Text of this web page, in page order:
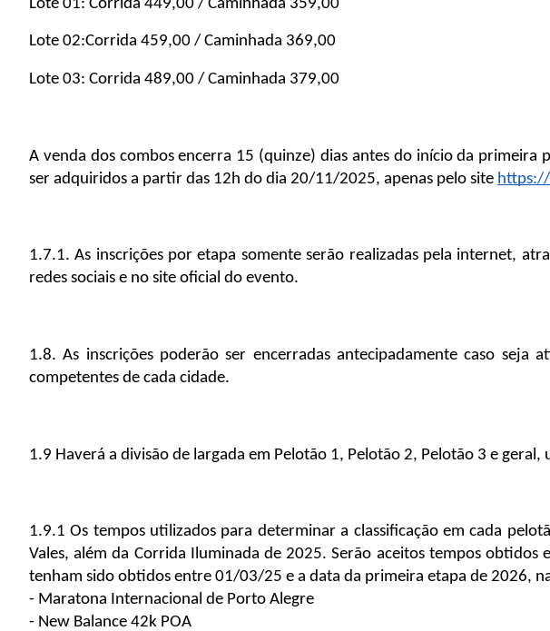
Lote 01: Corrida 449,00 / Caminhada 359,00
Lote 02:Corrida 459,00 / Caminhada 369,00
Lote 03: Corrida 489,00 / Caminhada 379,00
A venda dos combos encerra 15 (quinze) dias antes do início da
ser adquiridos a partir das 12h do dia 20/11/2025, apenas pelo site
1.7.1. As inscrições por etapa somente serão realizadas pela internet,
redes sociais e no site oficial do evento.
1.8. As inscrições poderão ser encerradas antecipadamente caso
competentes de cada cidade.
1.9 Haverá a divisão de largada em Pelotão 1, Pelotão 2, Pelotão 3 e
1.9.1 Os tempos utilizados para determinar a classificação em cada
Vales, além da Corrida Iluminada de 2025. Serão aceitos tempos
tenham sido obtidos entre 01/03/25 e a data da primeira etapa de 2026,
- Maratona Internacional de Porto Alegre
- New Balance 42k POA